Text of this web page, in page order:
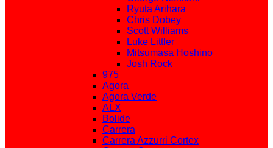
Ryuta Arihara
Chris Dobey
Scott Williams
Luke Littler
Mitsumasa Hoshino
Josh Rock
975
Agora
Agora Verde
ALX
Bolide
Carrera
Carrera Azzurri Cortex